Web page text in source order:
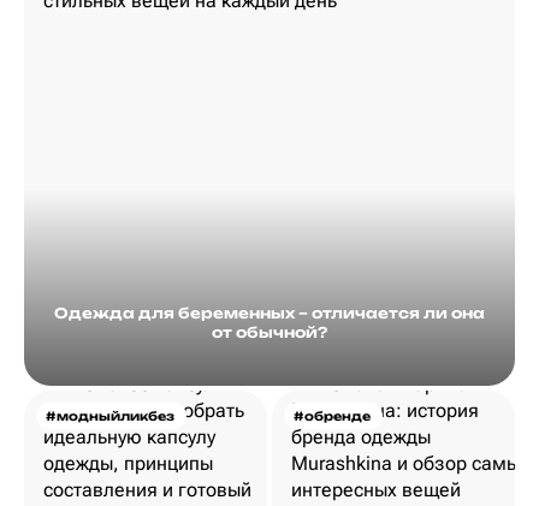
Одежда для беременных – отличается ли она
от обычной?
#модныйликбез #обренде